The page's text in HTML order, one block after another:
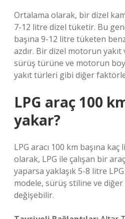
Ortalama olarak, bir dizel
7-12 litre dizel tüketir. Bu
başına 9-12 litre tüketen
azdır. Bir dizel motorun yakıt
sürüş türüne ve motorun
yakıt türleri gibi diğer
LPG araç 100
yakar?
LPG aracı 100 km başına
olarak, LPG ile çalışan bir
yaparsa yaklaşık 5-8 litre
modele, sürüş stiline ve
değişebilir.